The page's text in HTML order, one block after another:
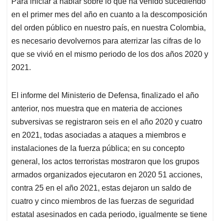
s
A
p
p
b
o
o
k
e
d
I
n
l
a
d
s
en el primer mes del año en cuanto a la descomposición
del orden público en nuestro país, en nuestra Colombia,
es necesario devolvernos para aterrizar las cifras de lo
que se vivió en el mismo periodo de los dos años 2020 y
2021.
El informe del Ministerio de Defensa, finalizado el año
anterior, nos muestra que en materia de acciones
subversivas se registraron seis en el año 2020 y cuatro
en 2021, todas asociadas a ataques a miembros e
instalaciones de la fuerza pública; en su concepto
general, los actos terroristas mostraron que los grupos
armados organizados ejecutaron en 2020 51 acciones,
contra 25 en el año 2021, estas dejaron un saldo de
cuatro y cinco miembros de las fuerzas de seguridad
estatal asesinados en cada periodo, igualmente se tiene